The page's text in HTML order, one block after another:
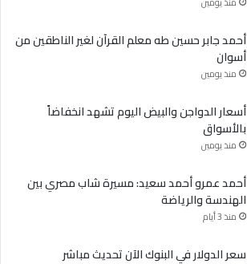
أحمد جابر حسين طه معلم القرآن لغير الناطقين من
أسوان
منذ يومين
أسعار الدواجن والبيض اليوم تشهد انخفاضاً
بالأسواق
منذ يومين
أحمد عمرو أحمد سعيد: مسيرة شاب مصري بين
الهندسة والرياضة
منذ 3 أيام
سعر الدولار في البنوك الآن تحديث مباشر